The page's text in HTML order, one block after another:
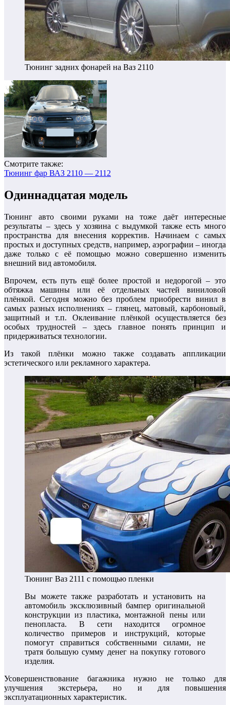
Тюнинг задних фонарей на Ваз 2110
Смотрите также:
Тюнинг фар ВАЗ 2110 — 2112
Одиннадцатая модель
Тюнинг авто своими руками на тоже даёт интересные
результаты – здесь у хозяина с выдумкой также есть много
пространства для внесения корректив. Начинаем с самых
простых и доступных средств, например, аэрографии – иногда
даже только с её помощью можно совершенно изменить
внешний вид автомобиля.
Впрочем, есть путь ещё более простой и недорогой – это
обтяжка машины или её отдельных частей виниловой
плёнкой. Сегодня можно без проблем приобрести винил в
самых разных исполнениях – глянец, матовый, карбоновый,
защитный и т.п. Оклеивание плёнкой осуществляется без
особых трудностей – здесь главное понять принцип и
придерживаться технологии.
Из такой плёнки можно также создавать аппликации
эстетического или рекламного характера.
Тюнинг Ваз 2111 с помощью пленки
Вы можете также разработать и установить на
автомобиль эксклюзивный бампер оригинальной
конструкции из пластика, монтажной пены или
пенопласта. В сети находится огромное
количество примеров и инструкций, которые
помогут справиться собственными силами, не
тратя большую сумму денег на покупку готового
изделия.
Усовершенствование багажника нужно не только для
улучшения экстерьера, но и для повышения
эксплуатационных характеристик.